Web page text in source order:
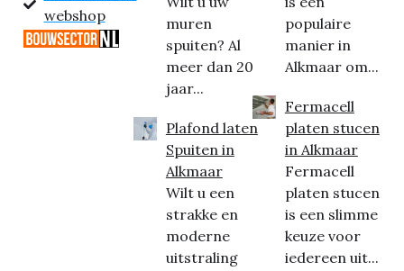
webshop
muren
spuiten? Al
meer dan 20
jaar...
Plafond laten
Spuiten in
Alkmaar
Wilt u een
strakke en
moderne
uitstraling
populaire
manier in
Alkmaar om...
Fermacell
platen stucen
in Alkmaar
Fermacell
platen stucen
is een slimme
keuze voor
iedereen uit...